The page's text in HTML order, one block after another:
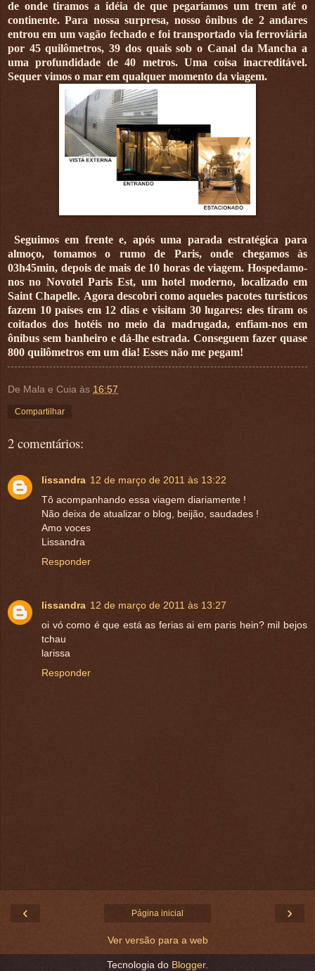
de onde tiramos a idéia de que pegaríamos um trem até o
continente. Para nossa surpresa, nosso ônibus de 2 andares
entrou em um vagão fechado e foi transportado via ferroviária
por 45 quilômetros, 39 dos quais sob o Canal da Mancha a
uma profundidade de40 metros. Uma coisa inacreditável.
Sequer vimos o mar em qualquer momento da viagem.
Seguimos em frente e, após uma parada estratégica para
almoço, tomamos o rumo de Paris, onde chegamos às
03h45min, depois de mais de 10 horas de viagem. Hospedamo-
nos no Novotel Paris Est, um hotel moderno, localizado em
Saint Chapelle. Agora descobri como aqueles pacotes turísticos
fazem 10 países em 12 dias e visitam 30 lugares: eles tiram os
coitados dos hotéis no meio da madrugada, enfiam-nos em
ônibus sem banheiro e dá-lhe estrada. Conseguem fazer quase
800 quilômetros em um dia! Esses não me pegam!
De Mala e Cuia às 16:57
Compartilhar
2 comentários:
lissandra 12 de março de 2011 às 13:22
Tô acompanhando essa viagem diariamente !
Não deixa de atualizar o blog, beijão, saudades !
Amo voces
Lissandra
Responder
lissandra 12 de março de 2011 às 13:27
oi vó como é que está as ferias ai em paris hein? mil bejos
tchau
larissa
Responder
‹ ›
Página inicial
Ver versão para a web
Tecnologia do Blogger.